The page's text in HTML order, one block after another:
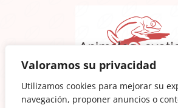
Valoramos su privacidad
Utilizamos cookies para mejorar su
navegación, proponer anuncios o
Animalesexoticos.wiki es un web
naturaleza y lógicamente de